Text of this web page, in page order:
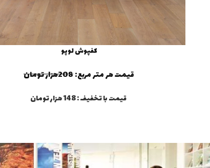
کفپوش لوپو
قیمت هر متر مربع:208هزار تومان
قیمت با تخفیف : 148 هزار تومان